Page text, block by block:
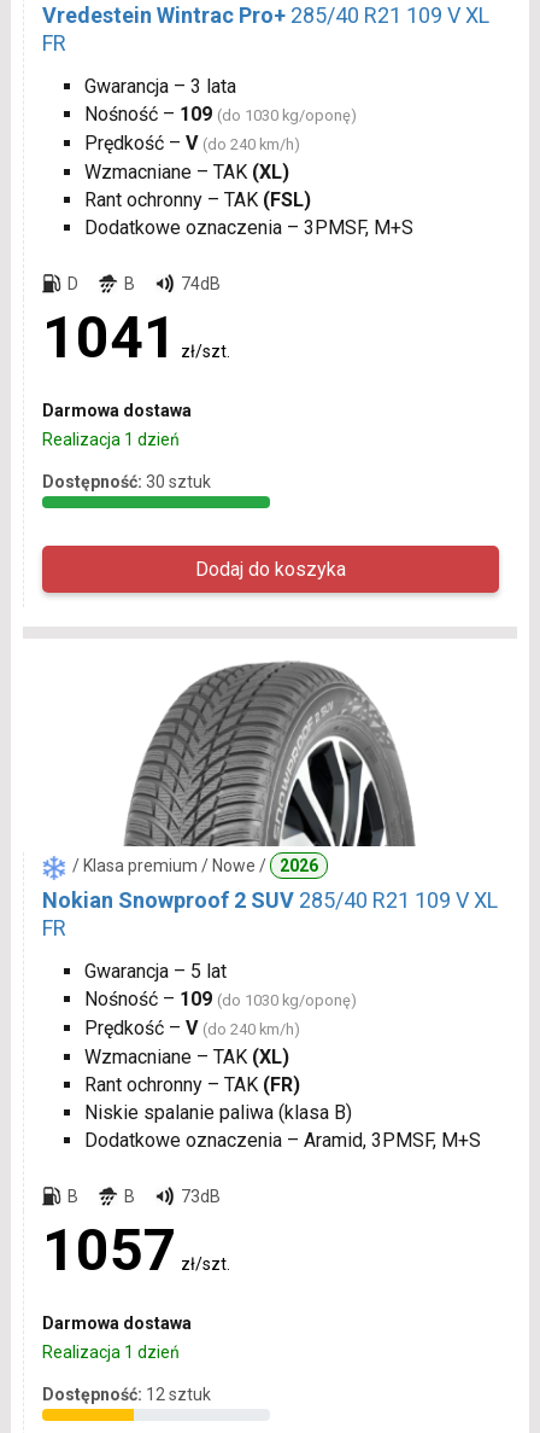
Vredestein Wintrac Pro+ 285/40 R21 109 V XL
FR
Gwarancja – 3 lata
Nośność – 109 (do 1030 kg/oponę)
Prędkość – V (do 240 km/h)
Wzmacniane – TAK (XL)
Rant ochronny – TAK (FSL)
Dodatkowe oznaczenia – 3PMSF, M+S
D B 74dB
1041 zł/szt.
Darmowa dostawa
Realizacja 1 dzień
Dostępność: 30 sztuk
/ Klasa premium / Nowe / 2026
Nokian Snowproof 2 SUV 285/40 R21 109 V XL
FR
Gwarancja – 5 lat
Nośność – 109 (do 1030 kg/oponę)
Prędkość – V (do 240 km/h)
Wzmacniane – TAK (XL)
Rant ochronny – TAK (FR)
Niskie spalanie paliwa (klasa B)
Dodatkowe oznaczenia – Aramid, 3PMSF, M+S
B B 73dB
1057 zł/szt.
Darmowa dostawa
Realizacja 1 dzień
Dostępność: 12 sztuk